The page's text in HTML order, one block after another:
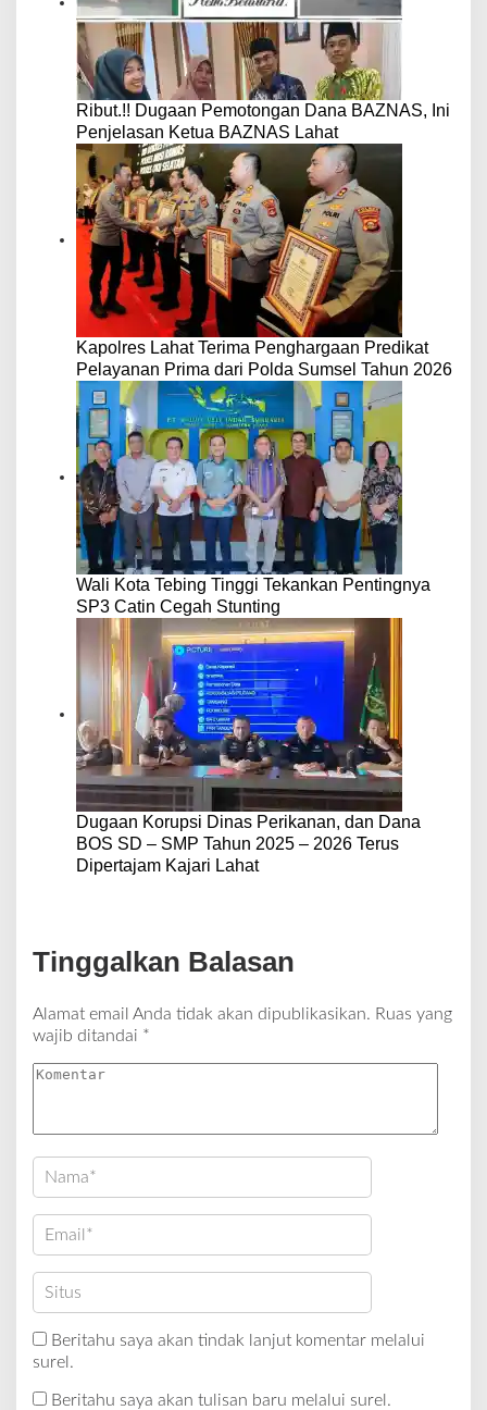
Ribut.!! Dugaan Pemotongan Dana BAZNAS, Ini
Penjelasan Ketua BAZNAS Lahat
Kapolres Lahat Terima Penghargaan Predikat
Pelayanan Prima dari Polda Sumsel Tahun 2026
Wali Kota Tebing Tinggi Tekankan Pentingnya
SP3 Catin Cegah Stunting
Dugaan Korupsi Dinas Perikanan, dan Dana
BOS SD – SMP Tahun 2025 – 2026 Terus
Dipertajam Kajari Lahat
Tinggalkan Balasan
Alamat email Anda tidak akan dipublikasikan. Ruas yang
wajib ditandai *
Beritahu saya akan tindak lanjut komentar melalui
surel.
Beritahu saya akan tulisan baru melalui surel.